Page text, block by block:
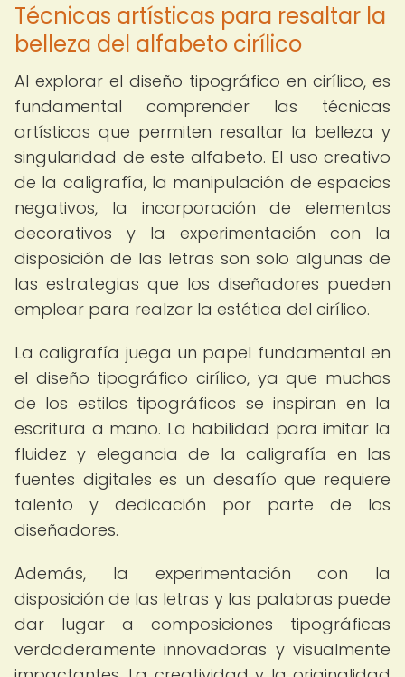
Técnicas artísticas para resaltar la
belleza del alfabeto cirílico
Al explorar el diseño tipográfico en cirílico, es
fundamental comprender las técnicas
artísticas que permiten resaltar la belleza y
singularidad de este alfabeto. El uso creativo
de la caligrafía, la manipulación de espacios
negativos, la incorporación de elementos
decorativos y la experimentación con la
disposición de las letras son solo algunas de
las estrategias que los diseñadores pueden
emplear para realzar la estética del cirílico.
La caligrafía juega un papel fundamental en
el diseño tipográfico cirílico, ya que muchos
de los estilos tipográficos se inspiran en la
escritura a mano. La habilidad para imitar la
fluidez y elegancia de la caligrafía en las
fuentes digitales es un desafío que requiere
talento y dedicación por parte de los
diseñadores.
Además, la experimentación con la
disposición de las letras y las palabras puede
dar lugar a composiciones tipográficas
verdaderamente innovadoras y visualmente